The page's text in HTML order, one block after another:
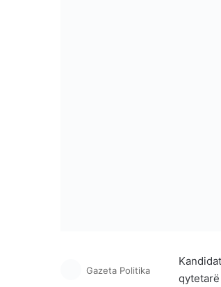
Gazeta Politika